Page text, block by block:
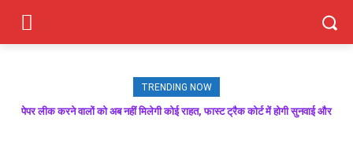
TRENDING NOW
पेपर लीक करने वालों को अब नहीं मिलेगी कोई राहत, फास्ट ट्रैक कोर्ट में होगी सुनवाई और